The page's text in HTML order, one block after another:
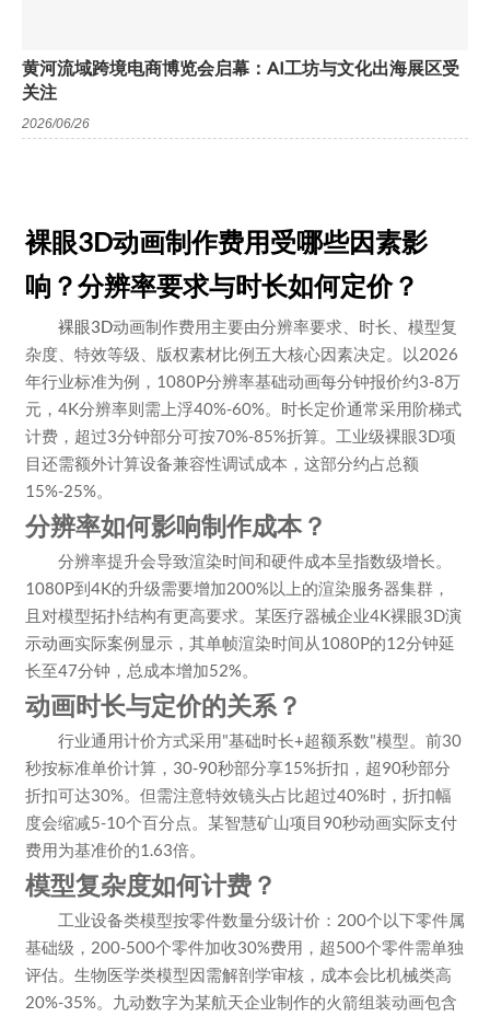
黄河流域跨境电商博览会启幕：AI工坊与文化出海展区受
关注
2026/06/26
裸眼3D动画制作费用受哪些因素影
响？分辨率要求与时长如何定价？
裸眼3D动画制作费用主要由分辨率要求、时长、模型复
杂度、特效等级、版权素材比例五大核心因素决定。以2026
年行业标准为例，1080P分辨率基础动画每分钟报价约3-8万
元，4K分辨率则需上浮40%-60%。时长定价通常采用阶梯式
计费，超过3分钟部分可按70%-85%折算。工业级裸眼3D项
目还需额外计算设备兼容性调试成本，这部分约占总额
15%-25%。
分辨率如何影响制作成本？
分辨率提升会导致渲染时间和硬件成本呈指数级增长。
1080P到4K的升级需要增加200%以上的渲染服务器集群，
且对模型拓扑结构有更高要求。某医疗器械企业4K裸眼3D演
示动画实际案例显示，其单帧渲染时间从1080P的12分钟延
长至47分钟，总成本增加52%。
动画时长与定价的关系？
行业通用计价方式采用"基础时长+超额系数"模型。前30
秒按标准单价计算，30-90秒部分享15%折扣，超90秒部分
折扣可达30%。但需注意特效镜头占比超过40%时，折扣幅
度会缩减5-10个百分点。某智慧矿山项目90秒动画实际支付
费用为基准价的1.63倍。
模型复杂度如何计费？
工业设备类模型按零件数量分级计价：200个以下零件属
基础级，200-500个零件加收30%费用，超500个零件需单独
评估。生物医学类模型因需解剖学审核，成本会比机械类高
20%-35%。九动数字为某航天企业制作的火箭组装动画包含